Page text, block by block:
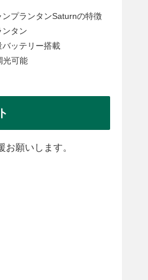
プランタンSaturnの特徴
ンタン
ッテリー搭載
光可能
願いします。